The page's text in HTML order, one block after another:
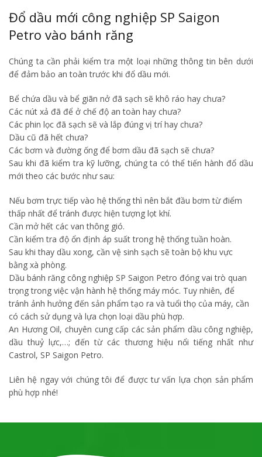
Đổ dầu mới công nghiệp SP Saigon
Petro vào bánh răng
Chúng ta cần phải kiểm tra một loại những thông tin bên dưới
để đảm bảo an toàn trước khi đổ dầu mới.
Bể chứa dầu và bể giãn nở đã sạch sẽ khô ráo hay chưa?
Các nút xả đã để ở chế độ an toàn hay chưa?
Các phin lọc đã sạch sẽ và lắp đúng vị trí hay chưa?
Dầu cũ đã hết chưa?
Các bơm và đường ống để bơm dầu đã sạch sẽ chưa?
Sau khi đã kiểm tra kỹ lưỡng, chúng ta có thể tiến hành đổ dầu
mới theo các bước như sau:
Nếu bơm trực tiếp vào hệ thống thì nên bắt đầu bơm từ điểm
thấp nhất để tránh được hiện tượng lọt khí.
Cần mở hết các van thông gió.
Cần kiểm tra độ ổn định áp suất trong hệ thống tuần hoàn.
Sau khi thay dầu xong, cần vệ sinh sạch sẽ toàn bộ khu vực
bằng xà phòng.
Dầu bánh răng công nghiệp SP Saigon Petro đóng vai trò quan
trọng trong việc vận hành hệ thống máy móc. Tuy nhiên, để
tránh ảnh hưởng đến sản phẩm tạo ra và tuổi thọ của máy, cần
có cách sử dụng và lựa chọn loại dầu phù hợp.
An Hương Oil, chuyên cung cấp các sản phẩm dầu công nghiệp,
dầu thuỷ lực,…; đến từ các thương hiệu nổi tiếng nhất như
Castrol, SP Saigon Petro.
Liên hệ ngay với chúng tôi để được tư vấn lựa chọn sản phẩm
phù hợp nhé!